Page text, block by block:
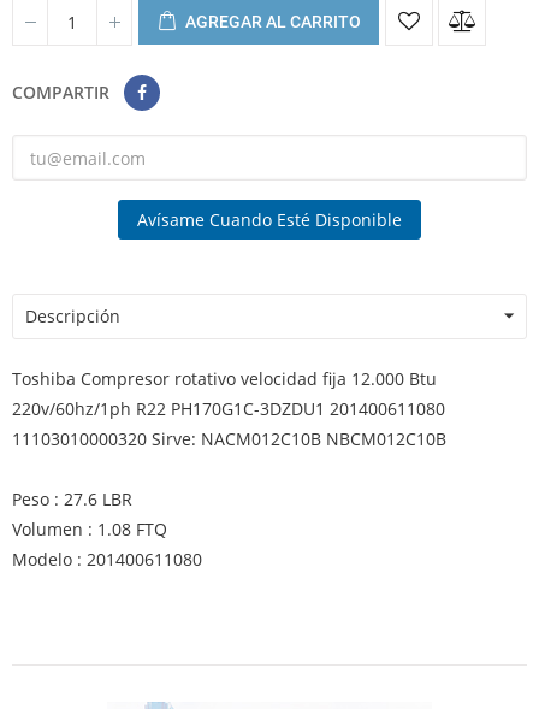
AGREGAR AL CARRITO
COMPARTIR
Avísame Cuando Esté Disponible
Descripción
Toshiba Compresor rotativo velocidad fija 12.000 Btu
220v/60hz/1ph R22 PH170G1C-3DZDU1 201400611080
11103010000320 Sirve: NACM012C10B NBCM012C10B
Peso : 27.6 LBR
Volumen : 1.08 FTQ
Modelo : 201400611080